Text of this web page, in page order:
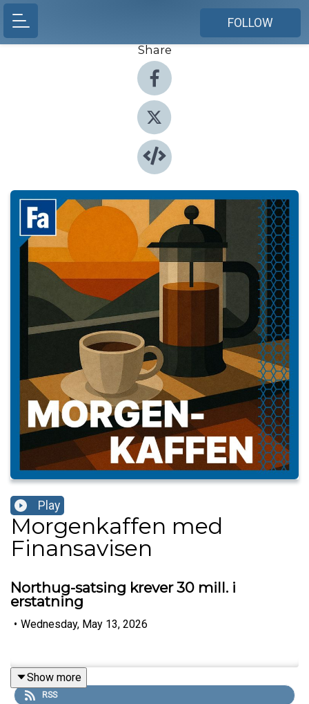
FOLLOW
Share
Play
Morgenkaffen med
Finansavisen
Northug-satsing krever 30 mill. i
erstatning
• Wednesday, May 13, 2026
Show more
RSS